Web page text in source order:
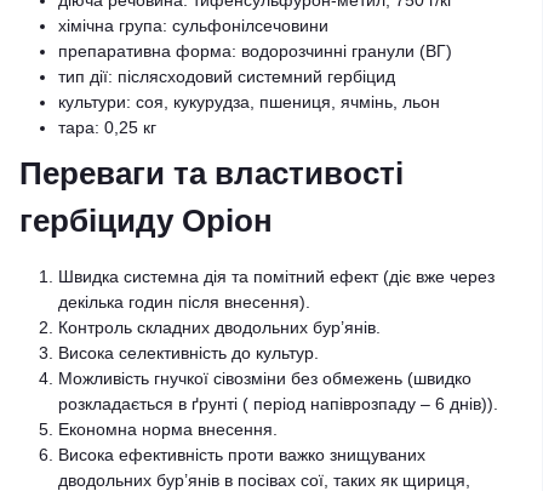
хімічна група: сульфонілсечовини
препаративна форма: водорозчинні гранули (ВГ)
тип дії: післясходовий системний гербіцид
культури: соя, кукурудза, пшениця, ячмінь, льон
тара: 0,25 кг
Переваги та властивості
гербіциду Оріон
Швидка системна дія та помітний ефект (діє вже через
декілька годин після внесення).
Контроль складних дводольних бур’янів.
Висока селективність до культур.
Можливість гнучкої сівозміни без обмежень (швидко
розкладається в ґрунті ( період напіврозпаду – 6 днів)).
Економна норма внесення.
Висока ефективність проти важко знищуваних
дводольних бур’янів в посівах сої, таких як щириця,